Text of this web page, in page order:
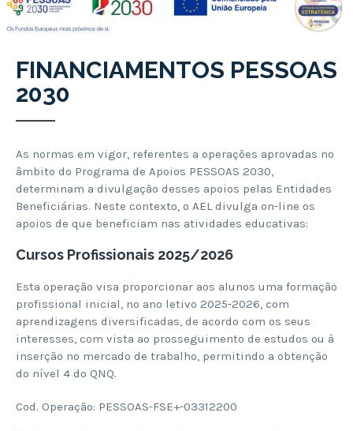
FINANCIAMENTOS PESSOAS
2030
As normas em vigor, referentes a operações aprovadas no
âmbito do Programa de Apoios PESSOAS 2030,
determinam a divulgação desses apoios pelas Entidades
Beneficiárias. Neste contexto, o AEL divulga on-line os
apoios de que beneficiam nas atividades educativas:
Cursos Profissionais 2025/2026
Esta operação visa proporcionar aos alunos uma formação
profissional inicial, no ano letivo 2025-2026, com
aprendizagens diversificadas, de acordo com os seus
interesses, com vista ao prosseguimento de estudos ou à
inserção no mercado de trabalho, permitindo a obtenção
do nível 4 do QNQ.
Cod. Operação: PESSOAS-FSE+-03312200